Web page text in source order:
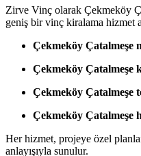
Zirve Vinç olarak Çekmeköy
geniş bir vinç kiralama hizmet
Çekmeköy Çatalmeşe
Çekmeköy Çatalmeşe
Çekmeköy Çatalmeşe
Çekmeköy Çatalmeşe
Her hizmet, projeye özel
anlayışıyla sunulur.